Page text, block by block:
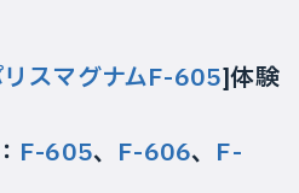
スマグナムF-605]体験
F-605、 F-606、 F-